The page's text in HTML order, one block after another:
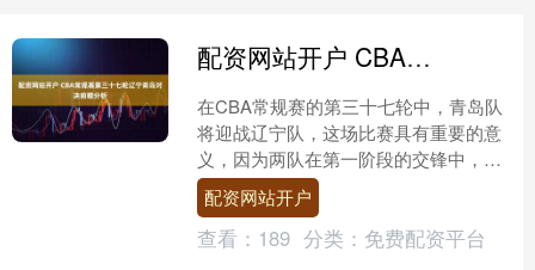
配资网站开户 CBA常规赛第三十七轮辽宁青岛对决前瞻分析
在CBA常规赛的第三十七轮中，青岛队
将迎战辽宁队，这场比赛具有重要的意
义，因为两队在第一阶段的交锋中，青
岛轻松战胜辽宁，目前双方仅相差一个
胜场。因此，这场比赛将....
配资网站开户
查看： 189 分类： 免费配资平台